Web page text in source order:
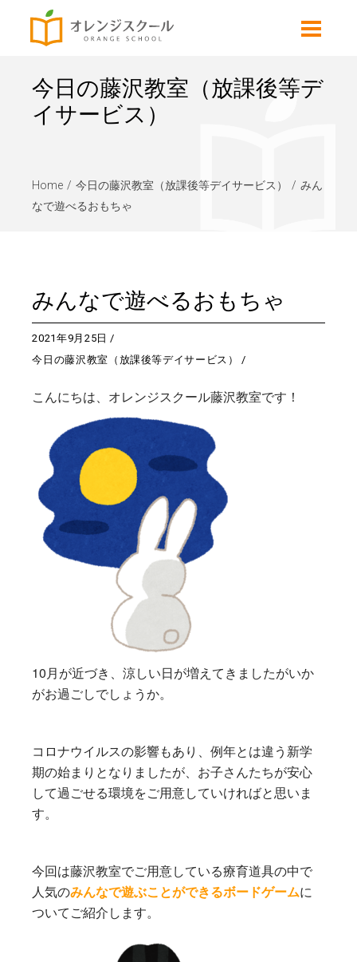
今日の藤沢教室（放課後等デ
イサービス）
Home 今日の藤沢教室（放課後等デイサービス）
みん
なで遊べるおもちゃ
みんなで遊べるおもちゃ
2021年9月25日
今日の藤沢教室（放課後等デイサービス）
こんにちは、オレンジスクール藤沢教室です！
10月が近づき、涼しい日が増えてきましたがいか
がお過ごしでしょうか。
コロナウイルスの影響もあり、例年とは違う新学
期の始まりとなりましたが、 お子さんたちが安心
して過ごせる環境をご用意していければと思いま
す。
今回は藤沢教室でご用意している療育道具の中で
人気のみんなで遊ぶことができるボードゲームに
ついてご紹介します。